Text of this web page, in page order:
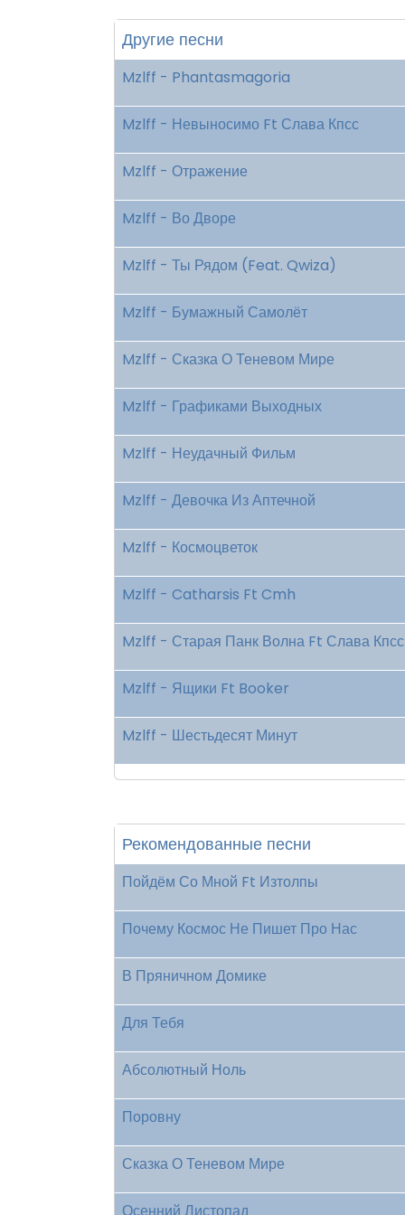
Другие песни
Mzlff - Phantasmagoria
Mzlff - Невыносимо Ft Слава Кпсс
Mzlff - Отражение
Mzlff - Во Дворе
Mzlff - Ты Рядом (Feat. Qwiza)
Mzlff - Бумажный Самолёт
Mzlff - Сказка О Теневом Мире
Mzlff - Графиками Выходных
Mzlff - Неудачный Фильм
Mzlff - Девочка Из Аптечной
Mzlff - Космоцветок
Mzlff - Catharsis Ft Cmh
Mzlff - Старая Панк Волна Ft Слава Кпсс
Mzlff - Ящики Ft Booker
Mzlff - Шестьдесят Минут
Рекомендованные песни
Пойдём Со Мной Ft Изтолпы
Почему Космос Не Пишет Про Нас
В Пряничном Домике
Для Тебя
Абсолютный Ноль
Поровну
Сказка О Теневом Мире